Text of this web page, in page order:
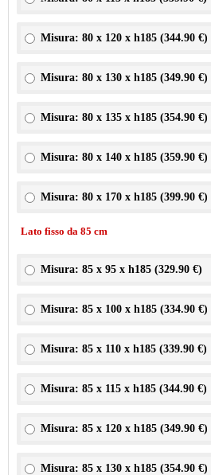
Misura: 80 x 120 x h185 (344.90 €)
Misura: 80 x 130 x h185 (349.90 €)
Misura: 80 x 135 x h185 (354.90 €)
Misura: 80 x 140 x h185 (359.90 €)
Misura: 80 x 170 x h185 (399.90 €)
Lato fisso da 85 cm
Misura: 85 x 95 x h185 (329.90 €)
Misura: 85 x 100 x h185 (334.90 €)
Misura: 85 x 110 x h185 (339.90 €)
Misura: 85 x 115 x h185 (344.90 €)
Misura: 85 x 120 x h185 (349.90 €)
Misura: 85 x 130 x h185 (354.90 €)